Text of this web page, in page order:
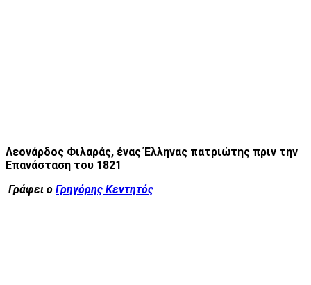
Λεονάρδος Φιλαράς, ένας Έλληνας πατριώτης πριν την
Επανάσταση του 1821
Γράφει ο Γρηγόρης Κεντητός